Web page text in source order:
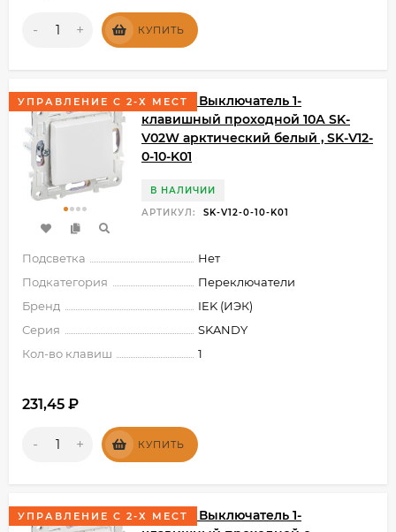
- + КУПИТЬ
УПРАВЛЕНИЕ С 2-Х МЕСТSKANDY Выключатель 1-
клавишный проходной 10А SK-
V02W арктический белый , SK-V12-
0-10-K01
В НАЛИЧИИ
АРТИКУЛ:
SK-V12-0-10-K01
Подсветка
Нет
Подкатегория
Переключатели
Бренд
IEK (ИЭК)
Серия
SKANDY
Кол-во клавиш
1
231,45 ₽
- + КУПИТЬ
УПРАВЛЕНИЕ С 2-Х МЕСТSKANDY Выключатель 1-